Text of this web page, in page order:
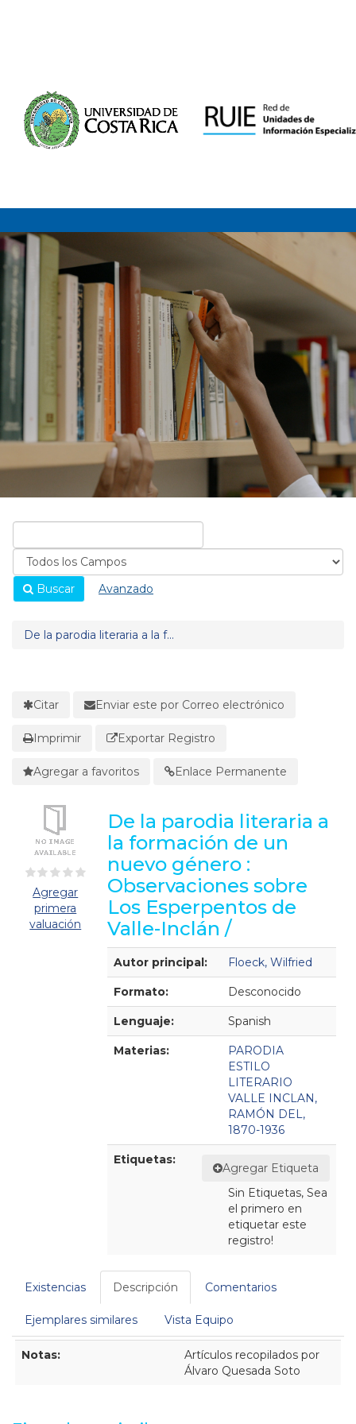
Buscar Avanzado
De la parodia literaria a la f...
Citar Enviar este por Correo electrónico
Imprimir Exportar Registro
Agregar a favoritos Enlace Permanente
Agregar
primera
valuación
De la parodia literaria a
la formación de un
nuevo género :
Observaciones sobre
Los Esperpentos de
Valle-Inclán /
Detalles Bibliográficos
Autor principal: Floeck, Wilfried
Formato: Desconocido
Lenguaje: Spanish
Materias:
PARODIA
ESTILO
LITERARIO
VALLE INCLAN,
RAMÓN DEL,
1870-1936
Etiquetas:
Agregar Etiqueta
Sin Etiquetas, Sea
el primero en
etiquetar este
registro!
Existencias Descripción Comentarios
Ejemplares similares
Vista Equipo
Descripción
Notas:
Artículos recopilados por
Álvaro Quesada Soto